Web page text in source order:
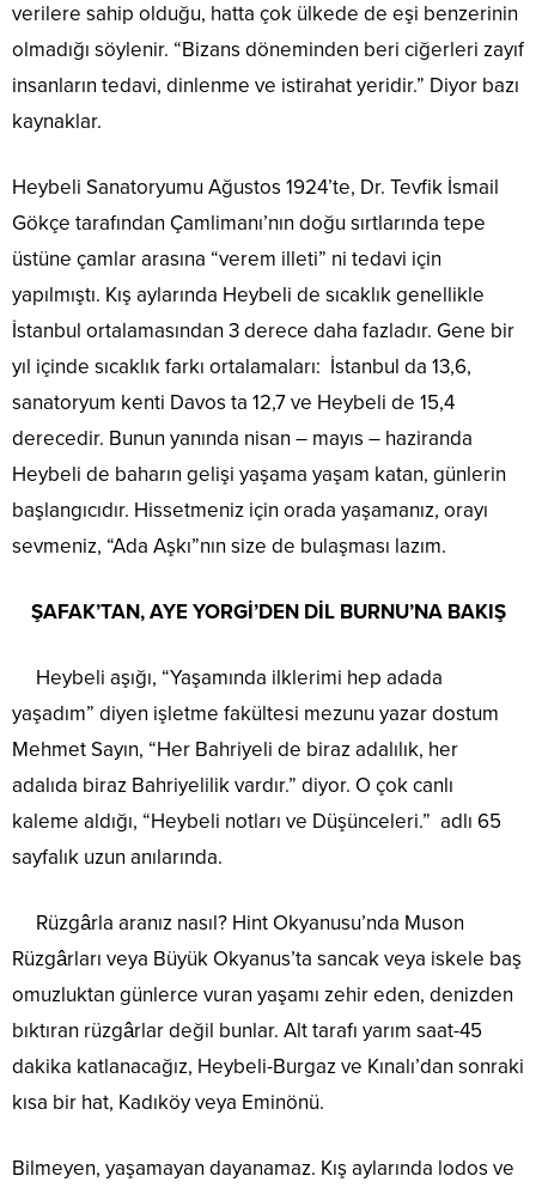
verilere sahip olduğu, hatta çok ülkede de eşi benzerinin
olmadığı söylenir. “Bizans döneminden beri ciğerleri zayıf
insanların tedavi, dinlenme ve istirahat yeridir.” Diyor bazı
kaynaklar.
Heybeli Sanatoryumu Ağustos 1924’te, Dr. Tevfik İsmail
Gökçe tarafından Çamlimanı’nın doğu sırtlarında tepe
üstüne çamlar arasına “verem illeti” ni tedavi için
yapılmıştı. Kış aylarında Heybeli de sıcaklık genellikle
İstanbul ortalamasından 3 derece daha fazladır. Gene bir
yıl içinde sıcaklık farkı ortalamaları: İstanbul da 13,6,
sanatoryum kenti Davos ta 12,7 ve Heybeli de 15,4
derecedir. Bunun yanında nisan – mayıs – haziranda
Heybeli de baharın gelişi yaşama yaşam katan, günlerin
başlangıcıdır. Hissetmeniz için orada yaşamanız, orayı
sevmeniz, “Ada Aşkı”nın size de bulaşması lazım.
ŞAFAK’TAN, AYE YORGİ’DEN DİL BURNU’NA BAKIŞ
Heybeli aşığı, “Yaşamında ilklerimi hep adada
yaşadım” diyen işletme fakültesi mezunu yazar dostum
Mehmet Sayın, “Her Bahriyeli de biraz adalılık, her
adalıda biraz Bahriyelilik vardır.” diyor. O çok canlı
kaleme aldığı, “Heybeli notları ve Düşünceleri.” adlı 65
sayfalık uzun anılarında.
Rüzgârla aranız nasıl? Hint Okyanusu’nda Muson
Rüzgârları veya Büyük Okyanus’ta sancak veya iskele baş
omuzluktan günlerce vuran yaşamı zehir eden, denizden
bıktıran rüzgârlar değil bunlar. Alt tarafı yarım saat-45
dakika katlanacağız, Heybeli-Burgaz ve Kınalı’dan sonraki
kısa bir hat, Kadıköy veya Eminönü.
Bilmeyen, yaşamayan dayanamaz. Kış aylarında lodos ve